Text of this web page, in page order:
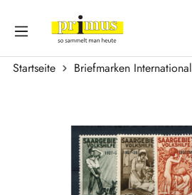
Zum Hauptinhalt springen
Startseite Briefmarken International